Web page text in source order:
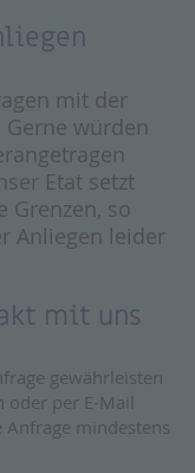
mit der
würden
Etat setzt
Grenzen, so
Anliegen leider
mit uns
gewährleisten
oder per E-Mail
mindestens